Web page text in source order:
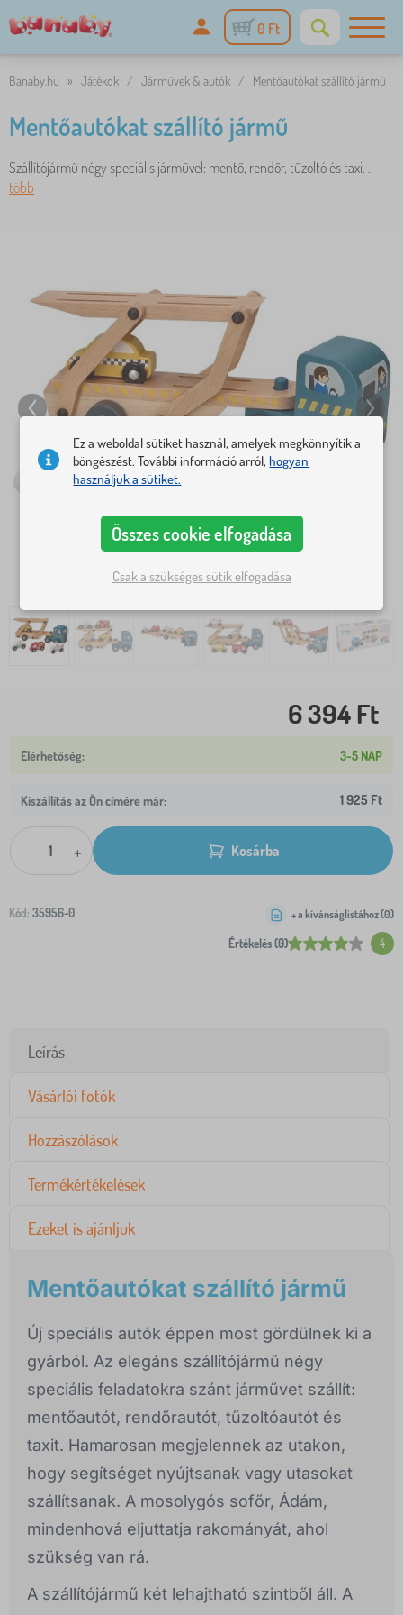
0 Ft
Banaby.hu » Játékok / Járművek & autók / Mentőautókat szállító jármű
Mentőautókat szállító jármű
Szállítójármű négy speciális járművel: mentő, rendőr, tűzoltó és taxi. ..
több
6 394 Ft
3-5 NAP
Kiszállítás az Ön címére már: 1 925 Ft
- + Kosárba
Kód: 35956-0
Értékelés (0) 4
+ a kívánságlistához (0)
Leírás
Vásárlói fotók
Hozzászólások
Termékértékelések
Ezeket is ajánljuk
Mentőautókat szállító jármű
Új speciális autók éppen most gördülnek ki a
gyárból. Az elegáns szállítójármű négy
speciális feladatokra szánt járművet szállít:
mentőautót, rendőrautót, tűzoltóautót és
taxit. Hamarosan megjelennek az utakon,
hogy segítséget nyújtsanak vagy utasokat
szállítsanak. A mosolygós sofőr, Ádám,
mindenhová eljuttatja rakományát, ahol
szükség van rá.
A szállítójármű két lehajtható szintből áll. A
Ez a weboldal sütiket használ, amelyek megkönnyítik a
böngészést. További információ arról,hogyan
használjuk a sütiket.
Összes cookie elfogadása
Csak a szükséges sütik elfogadása